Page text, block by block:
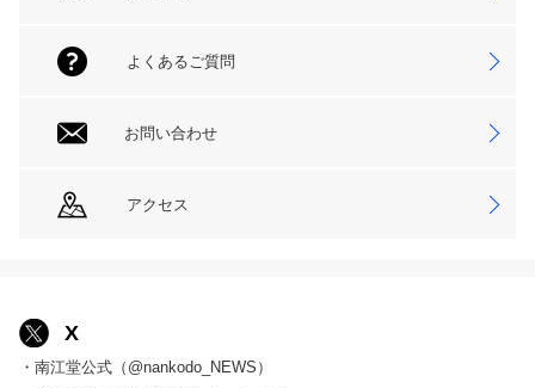
よくあるご質問
お問い合わせ
アクセス
X
・南江堂公式（@nankodo_NEWS）